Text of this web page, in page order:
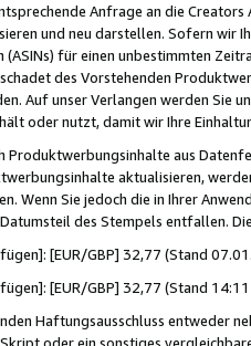
Anfrage an die
und neu darstellen. Sofern wir
für einen unbestimmten
des Vorstehenden
Auf unser Verlangen werden Sie
oder nutzt, damit wir Ihre
Produktwerbungsinhalte aus
aktualisieren,
Wenn Sie jedoch die in Ihrer
des Stempels entfallen.
[EUR/GBP] 32,77 (Stand
[EUR/GBP] 32,77 (Stand
Haftungsausschluss entweder
oder ein sonstiges